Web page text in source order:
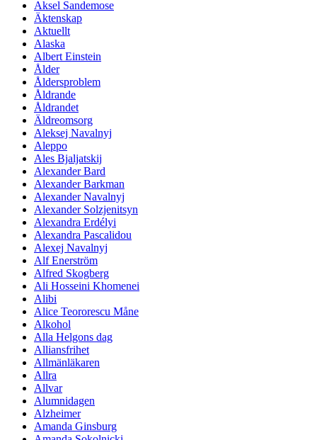
Aksel Sandemose
Äktenskap
Aktuellt
Alaska
Albert Einstein
Ålder
Åldersproblem
Åldrande
Åldrandet
Äldreomsorg
Aleksej Navalnyj
Aleppo
Ales Bjaljatskij
Alexander Bard
Alexander Barkman
Alexander Navalnyj
Alexander Solzjenitsyn
Alexandra Erdélyi
Alexandra Pascalidou
Alexej Navalnyj
Alf Enerström
Alfred Skogberg
Ali Hosseini Khomenei
Alibi
Alice Teororescu Måne
Alkohol
Alla Helgons dag
Alliansfrihet
Allmänläkaren
Allra
Allvar
Alumnidagen
Alzheimer
Amanda Ginsburg